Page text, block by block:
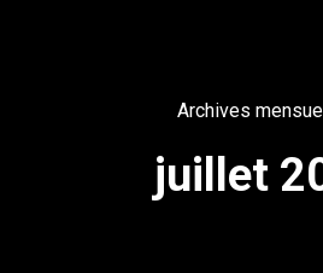
Archives
juillet